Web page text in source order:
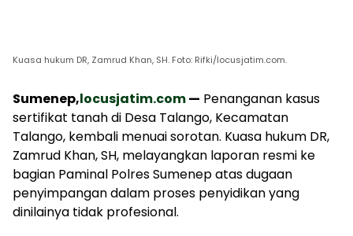
Kuasa hukum DR, Zamrud Khan, SH. Foto: Rifki/locusjatim.com.
Sumenep,locusjatim.com— Penanganan kasus
sertifikat tanah di Desa Talango, Kecamatan
Talango, kembali menuai sorotan. Kuasa hukum DR,
Zamrud Khan, SH, melayangkan laporan resmi ke
bagian Paminal Polres Sumenep atas dugaan
penyimpangan dalam proses penyidikan yang
dinilainya tidak profesional.